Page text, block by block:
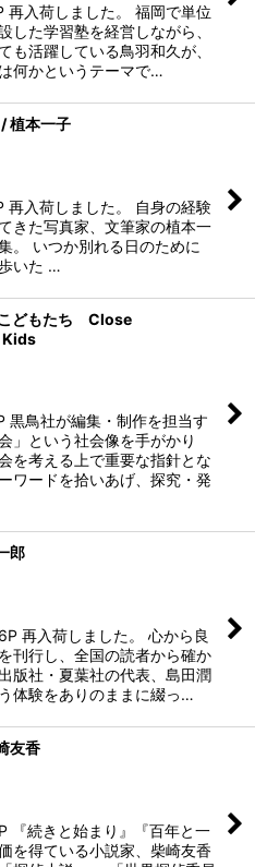
入荷しました。 福岡で単位
した学習塾を経営しながら、
も活躍している鳥羽和久が、
何かというテーマで…
植本一子
入荷しました。 自身の経験
きた写真家、文筆家の植本一
。 いつか別れる日のために
いた …
どもたち Close
黒鳥社が編集・制作を担当す
」という社会像を手がかり
を考える上で重要な指針とな
ワードを拾いあげ、探究・発
郎
再入荷しました。 心から良
刊行し、全国の読者から確か
版社・夏葉社の代表、島田潤
体験をありのままに綴っ…
友香
『続きと始まり』『百年と一
を得ている小説家、柴崎友香